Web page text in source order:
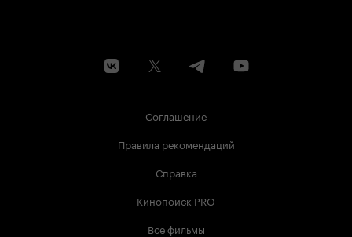
Соглашение
Правила рекомендаций
Справка
Кинопоиск PRO
Все фильмы